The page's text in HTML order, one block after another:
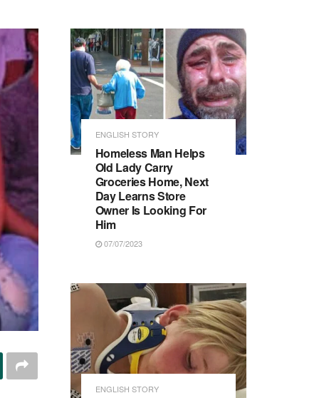
ENGLISH STORY
Homeless Man Helps
Old Lady Carry
Groceries Home, Next
Day Learns Store
Owner Is Looking For
Him
07/07/2023
ENGLISH STORY